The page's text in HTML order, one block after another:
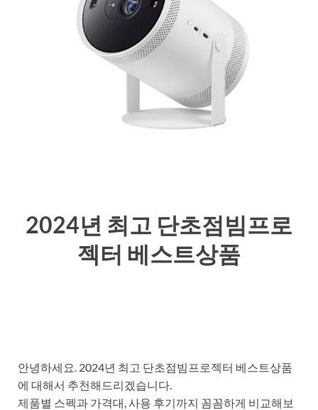
2024년 최고 단초점빔프로
젝터 베스트상품
안녕하세요. 2024년 최고 단초점빔프로젝터 베스트상품
에 대해서 추천해드리겠습니다.
제품별 스펙과 가격대, 사용 후기까지 꼼꼼하게 비교해보